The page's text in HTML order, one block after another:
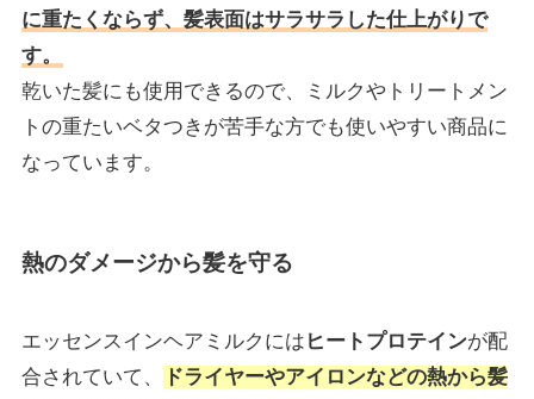
に重たくならず、髪表面はサラサラした仕上がりで
す。
乾いた髪にも使用できるので、ミルクやトリートメン
トの重たいベタつきが苦手な方でも使いやすい商品に
なっています。
熱のダメージから髪を守る
エッセンスインヘアミルクには ヒートプロテインが配
合されていて、
ドライヤーやアイロンなどの熱から髪